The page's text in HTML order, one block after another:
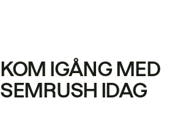
KOM IGÅNG MED
SEMRUSH IDAG